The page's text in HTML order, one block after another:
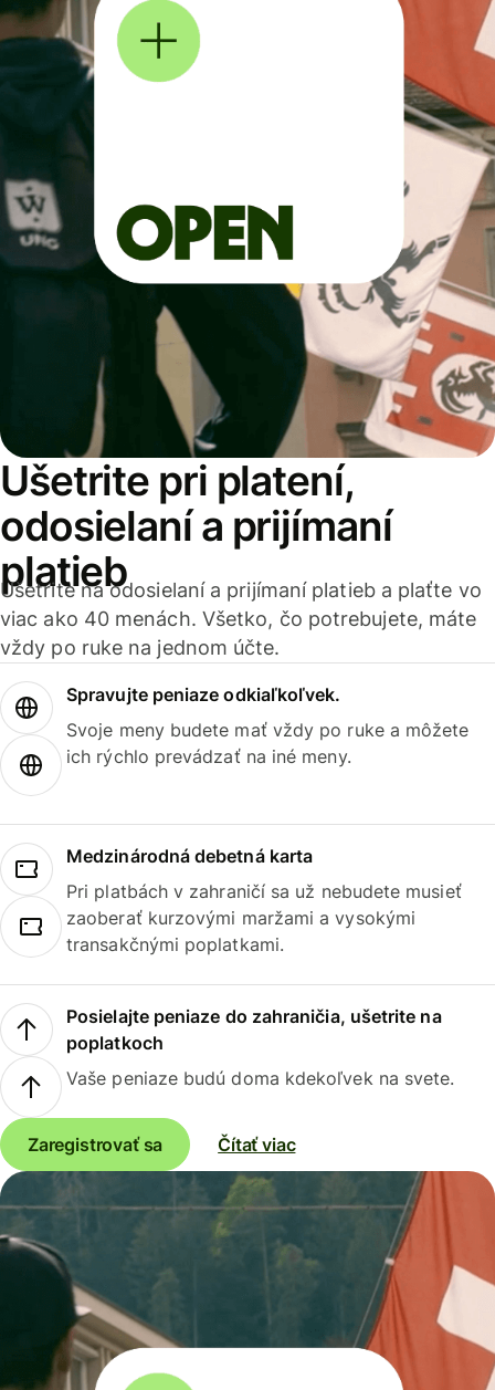
Ušetrite pri platení,
odosielaní a prijímaní
platieb
Ušetrite na odosielaní a prijímaní platieb a plaťte vo
viac ako 40 menách. Všetko, čo potrebujete, máte
vždy po ruke na jednom účte.
Spravujte peniaze odkiaľkoľvek.
Svoje meny budete mať vždy po ruke a môžete
ich rýchlo prevádzať na iné meny.
Medzinárodná debetná karta
Pri platbách v zahraničí sa už nebudete musieť
zaoberať kurzovými maržami a vysokými
transakčnými poplatkami.
Posielajte peniaze do zahraničia, ušetrite na
poplatkoch
Vaše peniaze budú doma kdekoľvek na svete.
Zaregistrovať sa Čítať viac